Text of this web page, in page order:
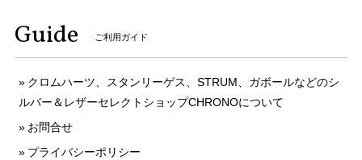
Guide ご利用ガイド
クロムハーツ、スタンリーゲス、STRUM、ガボールなどのシ
ルバー＆レザーセレクトショップCHRONOについて
お問合せ
プライバシーポリシー